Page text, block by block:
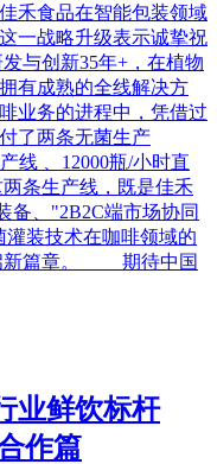
禾食品在智能包装领域
一战略升级表示诚挚祝
创新35年+，在植物
有成熟的全线解决方
业务的进程中，凭借过
了两条无菌生产
线 、12000瓶/小时直
生产线，既是佳禾
备、"2B2C端市场协同
装技术在咖啡领域的
篇章。 期待中国
业鲜饮标杆
作篇